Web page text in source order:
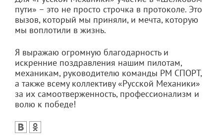
пути» – это не просто строчка в протоколе. Это
вызов, который мы приняли, и мечта, которую
мы воплотили в жизнь.
Я выражаю огромную благодарность и
искренние поздравления нашим пилотам,
механикам, руководителю команды РМ СПОРТ,
а также всему коллективу «Русской Механики»
за их самоотверженность, профессионализм и
волю к победе!